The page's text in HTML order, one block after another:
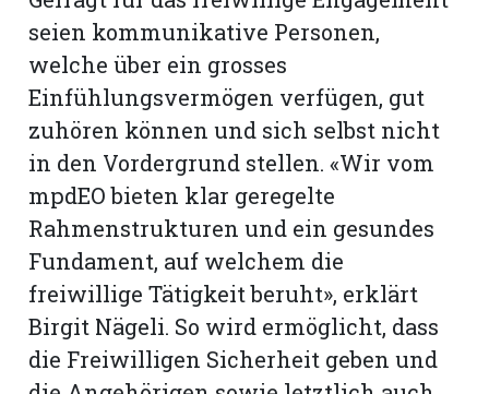
seien kommunikative Personen,
welche über ein grosses
Einfühlungsvermögen verfügen, gut
zuhören können und sich selbst nicht
in den Vordergrund stellen. «Wir vom
mpdEO bieten klar geregelte
Rahmenstrukturen und ein gesundes
Fundament, auf welchem die
freiwillige Tätigkeit beruht», erklärt
Birgit Nägeli. So wird ermöglicht, dass
die Freiwilligen Sicherheit geben und